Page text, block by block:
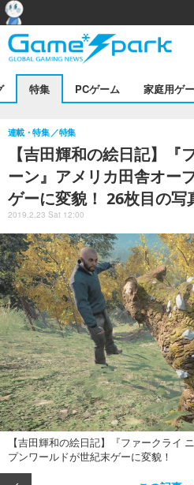
特集 PCゲーム 家庭用ゲ
【吉田輝和の絵日記】『
ーン』アメリカ田舎オー
ゲーに変貌！ 26枚目の写
連載・特集 特集
2019.2.23 Sat 12:00
【吉田輝和の絵日記】『ファークライ
プンワールドが世紀末ゲーに変貌！